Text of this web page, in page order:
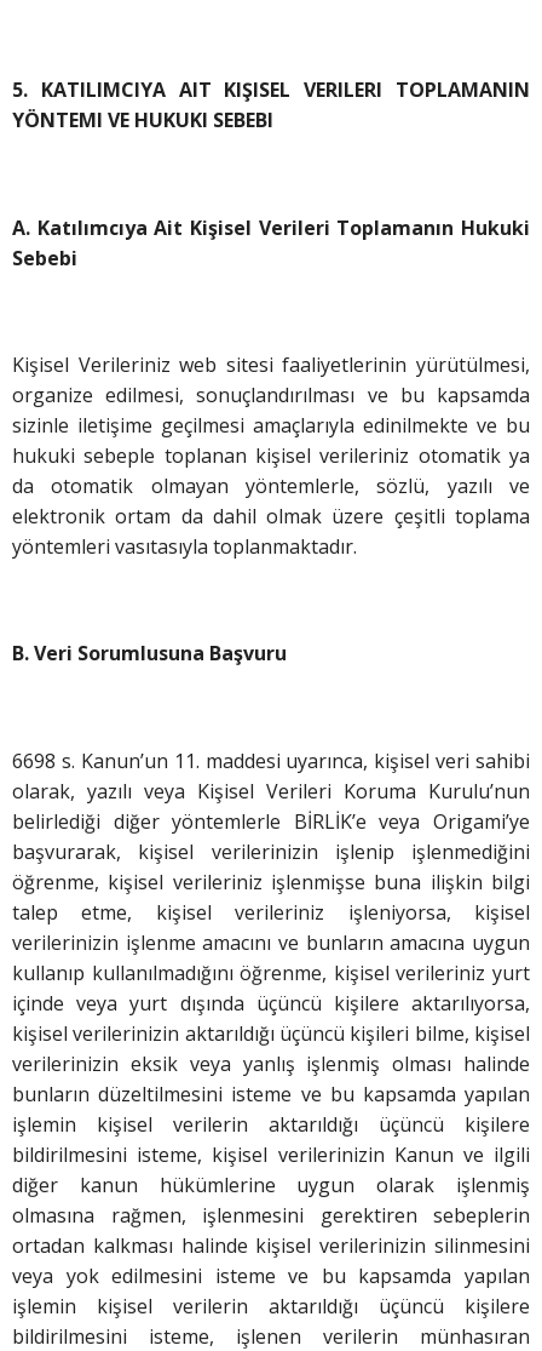
5. KATILIMCIYA AIT KIŞISEL VERILERI TOPLAMANIN
YÖNTEMI VE HUKUKI SEBEBI
A. Katılımcıya Ait Kişisel Verileri Toplamanın Hukuki
Sebebi
Kişisel Verileriniz web sitesi faaliyetlerinin yürütülmesi,
organize edilmesi, sonuçlandırılması ve bu kapsamda
sizinle iletişime geçilmesi amaçlarıyla edinilmekte ve bu
hukuki sebeple toplanan kişisel verileriniz otomatik ya
da otomatik olmayan yöntemlerle, sözlü, yazılı ve
elektronik ortam da dahil olmak üzere çeşitli toplama
yöntemleri vasıtasıyla toplanmaktadır.
B. Veri Sorumlusuna Başvuru
6698 s. Kanun’un 11. maddesi uyarınca, kişisel veri sahibi
olarak, yazılı veya Kişisel Verileri Koruma Kurulu’nun
belirlediği diğer yöntemlerle BİRLİK’e veya Origami’ye
başvurarak, kişisel verilerinizin işlenip işlenmediğini
öğrenme, kişisel verileriniz işlenmişse buna ilişkin bilgi
talep etme, kişisel verileriniz işleniyorsa, kişisel
verilerinizin işlenme amacını ve bunların amacına uygun
kullanıp kullanılmadığını öğrenme, kişisel verileriniz yurt
içinde veya yurt dışında üçüncü kişilere aktarılıyorsa,
kişisel verilerinizin aktarıldığı üçüncü kişileri bilme, kişisel
verilerinizin eksik veya yanlış işlenmiş olması halinde
bunların düzeltilmesini isteme ve bu kapsamda yapılan
işlemin kişisel verilerin aktarıldığı üçüncü kişilere
bildirilmesini isteme, kişisel verilerinizin Kanun ve ilgili
diğer kanun hükümlerine uygun olarak işlenmiş
olmasına rağmen, işlenmesini gerektiren sebeplerin
ortadan kalkması halinde kişisel verilerinizin silinmesini
veya yok edilmesini isteme ve bu kapsamda yapılan
işlemin kişisel verilerin aktarıldığı üçüncü kişilere
bildirilmesini isteme, işlenen verilerin münhasıran